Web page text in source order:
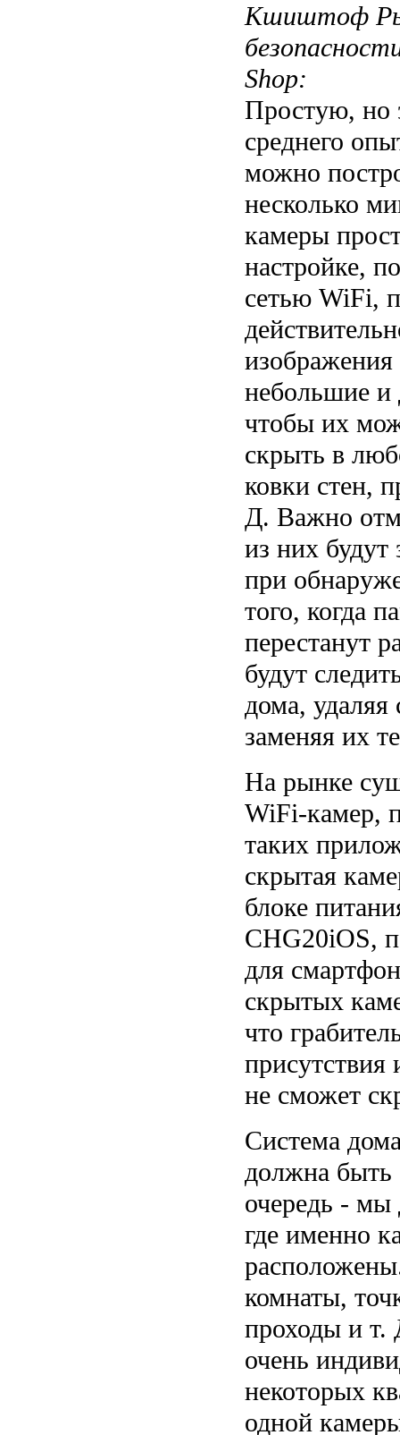
Кшиштоф
Shop:
Простую, но
среднего
можно
несколько
камеры
настройке,
сетью WiFi,
небольшие и
чтобы их
скрыть в
ковки стен,
Д. Важно
из них будут
при
того, когда
перестанут
будут
дома, удаляя
заменяя их
На рынке
WiFi-камер,
таких
скрытая
блоке
CHG20iOS,
для
скрытых
что
присутствия
не сможет
Система
должна быть
очередь - мы
где именно
комнаты,
проходы и т.
очень
некоторых
одной